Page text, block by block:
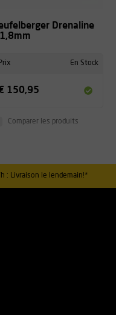
Drenaline
Prix En Stock
150,95
Comparer les produits
: Livraison le lendemain!*